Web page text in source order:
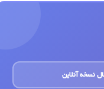
نسخه آنلاین